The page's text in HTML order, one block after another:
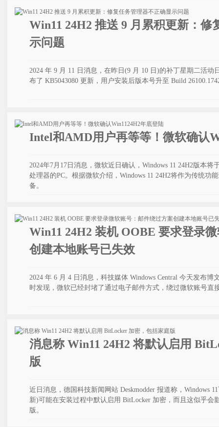
Win11 24H2 推送 9 月累积更新：修
示问题
2024 年 9 月 11 日消息，在昨日(9 月 10 日)的补丁星期二活动
布了 KB5043080 更新，用户安装后版本号升至 Build
Intel和AMD用户再等等！微软确认
2024年7月17日消息，微软近日确认，Windows 11 24H2版本
处理器的PC。根据微软介绍，Windows 11 24H2将作为传统功
备。
Win11 24H2 装机 OOBE 要求登录
创建本地账号已失效
2024 年 6 月 4 日消息，科技媒体 Windows Central 今天发布博
时发现，微软已经封堵了通过电子邮件方式，绕过微软账号直
消息称 Win11 24H2 将默认启用
版
近日消息，德国科技新闻网站 Deskmodder 报道称，Windows
新)可能在安装过程中默认启用 BitLocker 加密，而且这似乎会
版。